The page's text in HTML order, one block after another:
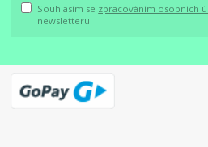
Souhlasím se zpracováním osobních
newsletteru.